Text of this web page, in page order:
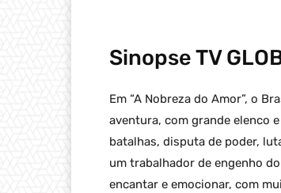
SinopseTV
Em “A Nobreza do Amor”, o
aventura, com grande elenco
batalhas, disputa de poder,
um trabalhador de engenho
encantar e emocionar, com